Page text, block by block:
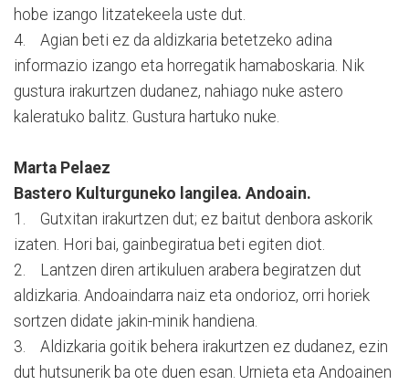
hobe izango litzatekeela uste dut.
4. Agian beti ez da aldizkaria betetzeko adina
informazio izango eta horregatik hamaboskaria. Nik
gustura irakurtzen dudanez, nahiago nuke astero
kaleratuko balitz. Gustura hartuko nuke.
Marta Pelaez
Bastero Kulturguneko langilea. Andoain.
1. Gutxitan irakurtzen dut; ez baitut denbora askorik
izaten. Hori bai, gainbegiratua beti egiten diot.
2. Lantzen diren artikuluen arabera begiratzen dut
aldizkaria. Andoaindarra naiz eta ondorioz, orri horiek
sortzen didate jakin-minik handiena.
3. Aldizkaria goitik behera irakurtzen ez dudanez, ezin
dut hutsunerik ba ote duen esan. Urnieta eta Andoainen